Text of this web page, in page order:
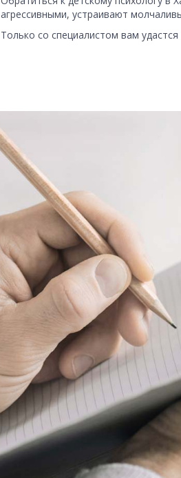
агрессивными, устраивают
Только со специалистом вам